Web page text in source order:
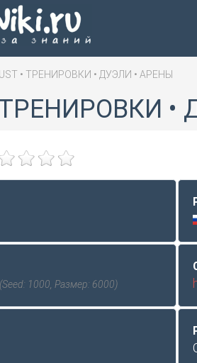
• ТРЕНИРОВКИ • ДУЭЛИ • АРЕНЫ
ТРЕНИРОВКИ
(Seed: 1000, Размер: 6000)